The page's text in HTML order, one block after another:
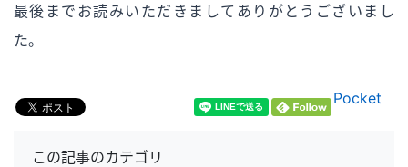
最後までお読みいただきましてありがとうございまし
た。
Pocket
この記事のカテゴリ